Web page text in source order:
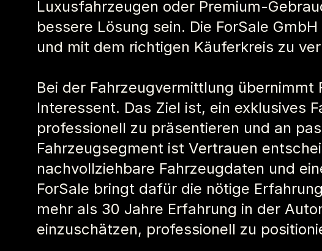
Luxusfahrzeugen oder Premium-
bessere Lösung sein. Die ForSale
und mit dem richtigen Käuferkreis zu
Bei der Fahrzeugvermittlung
Interessent. Das Ziel ist, ein exklusives
professionell zu präsentieren und an
Fahrzeugsegment ist Vertrauen
nachvollziehbare Fahrzeugdaten und
ForSale bringt dafür die nötige
mehr als 30 Jahre Erfahrung in der
einzuschätzen, professionell zu